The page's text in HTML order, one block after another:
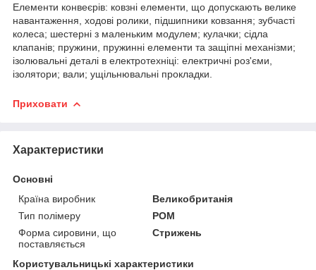
Елементи конвеєрів: ковзні елементи, що допускають велике
навантаження, ходові ролики, підшипники ковзання; зубчасті
колеса; шестерні з маленьким модулем; кулачки; сідла
клапанів; пружини, пружинні елементи та защіпні механізми;
ізолювальні деталі в електротехніці: електричні роз'єми,
ізолятори; вали; ущільнювальні прокладки.
Приховати
Характеристики
Основні
Країна виробник
Великобританія
Тип полімеру
POM
Форма сировини, що
поставляється
Стрижень
Користувальницькі характеристики